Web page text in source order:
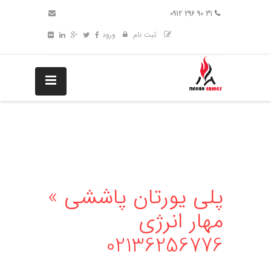
ثبت نام
ورود
پلی یورتان پاششی »
مهار انرژی
02136256776